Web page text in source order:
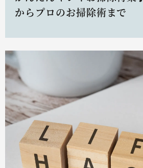
からプロのお掃除術まで